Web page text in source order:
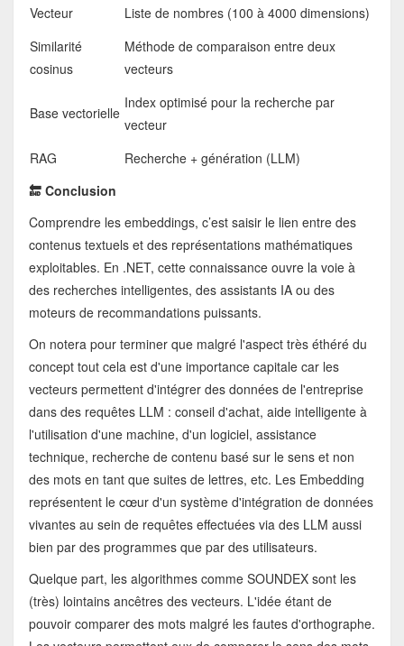
Vecteur
Liste de nombres (100 à 4000 dimensions)
Similarité
cosinus
Méthode de comparaison entre deux
vecteurs
Base vectorielle
Index optimisé pour la recherche par
vecteur
RAG
Recherche + génération (LLM)
🔚 Conclusion
Comprendre les embeddings, c’est saisir le lien entre des
contenus textuels et des représentations mathématiques
exploitables. En .NET, cette connaissance ouvre la voie à
des recherches intelligentes, des assistants IA ou des
moteurs de recommandations puissants.
On notera pour terminer que malgré l'aspect très éthéré du
concept tout cela est d'une importance capitale car les
vecteurs permettent d'intégrer des données de l'entreprise
dans des requêtes LLM : conseil d'achat, aide intelligente à
l'utilisation d'une machine, d'un logiciel, assistance
technique, recherche de contenu basé sur le sens et non
des mots en tant que suites de lettres, etc. Les Embedding
représentent le cœur d'un système d'intégration de données
vivantes au sein de requêtes effectuées via des LLM aussi
bien par des programmes que par des utilisateurs.
Quelque part, les algorithmes comme SOUNDEX sont les
(très) lointains ancêtres des vecteurs. L'idée étant de
pouvoir comparer des mots malgré les fautes d'orthographe.